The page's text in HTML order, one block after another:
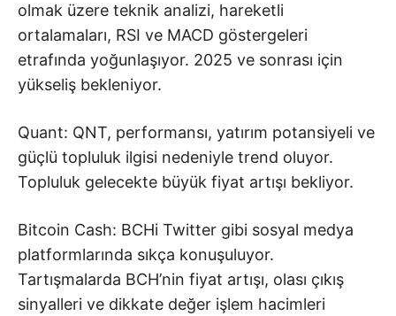
olmak üzere teknik analizi, hareketli
ortalamaları, RSI ve MACD göstergeleri
etrafında yoğunlaşıyor. 2025 ve sonrası için
yükseliş bekleniyor.
Quant: QNT, performansı, yatırım potansiyeli ve
güçlü topluluk ilgisi nedeniyle trend oluyor.
Topluluk gelecekte büyük fiyat artışı bekliyor.
Bitcoin Cash: BCHi Twitter gibi sosyal medya
platformlarında sıkça konuşuluyor.
Tartışmalarda BCH’nin fiyat artışı, olası çıkış
sinyalleri ve dikkate değer işlem hacimleri